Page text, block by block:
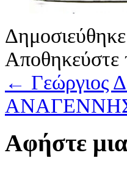
Αποθηκεύστε
← Γεώργιος
Αφήστε